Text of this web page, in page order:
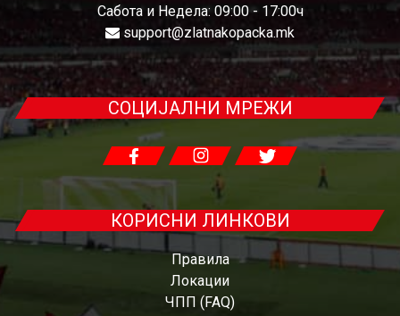
Сабота и Недела: 09:00 - 17:00ч
support@zlatnakopacka.mk
СОЦИЈАЛНИ МРЕЖИ
КОРИСНИ ЛИНКОВИ
Правила
Локации
ЧПП (FAQ)